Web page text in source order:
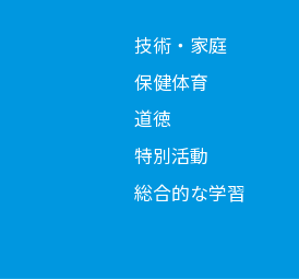
技術・家庭
保健体育
道徳
特別活動
総合的な学習